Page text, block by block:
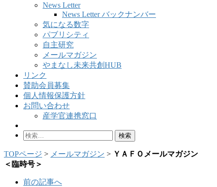
News Letter
News Letter バックナンバー
気になる数字
パブリシティ
自主研究
メールマガジン
やまなし未来共創HUB
リンク
賛助会員募集
個人情報保護方針
お問い合わせ
産学官連携窓口
検
TOPページ > メールマガジン > ＹＡＦＯメールマガジン
＜臨時号＞
前の記事へ